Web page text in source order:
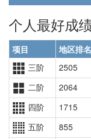
个人最好成
项目 地区排名
三阶
2505
二阶
2064
四阶
1715
五阶
855